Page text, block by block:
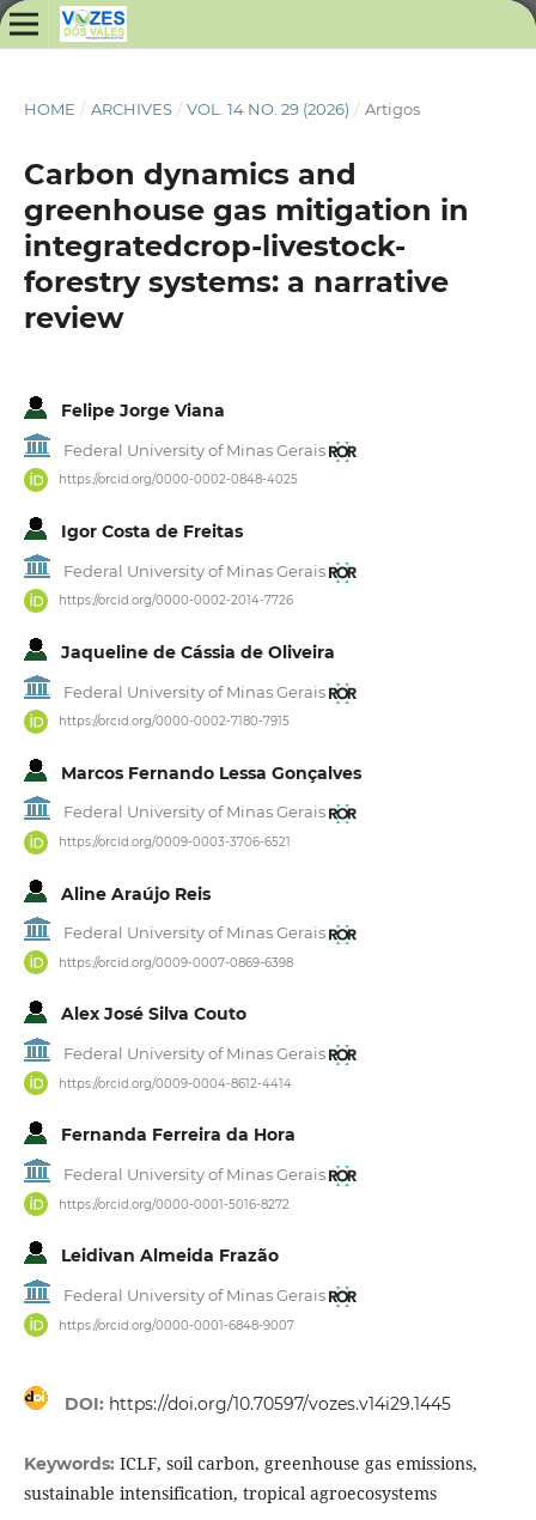
HOME / ARCHIVES / VOL. 14 NO. 29 (2026) / Artigos
Carbon dynamics and
greenhouse gas mitigation in
integratedcrop-livestock-
forestry systems: a narrative
review
Felipe Jorge Viana
Federal University of Minas Gerais
https://orcid.org/0000-0002-0848-4025
Igor Costa de Freitas
Federal University of Minas Gerais
https://orcid.org/0000-0002-2014-7726
Jaqueline de Cássia de Oliveira
Federal University of Minas Gerais
https://orcid.org/0000-0002-7180-7915
Marcos Fernando Lessa Gonçalves
Federal University of Minas Gerais
https://orcid.org/0009-0003-3706-6521
Aline Araújo Reis
Federal University of Minas Gerais
https://orcid.org/0009-0007-0869-6398
Alex José Silva Couto
Federal University of Minas Gerais
https://orcid.org/0009-0004-8612-4414
Fernanda Ferreira da Hora
Federal University of Minas Gerais
https://orcid.org/0000-0001-5016-8272
Leidivan Almeida Frazão
Federal University of Minas Gerais
https://orcid.org/0000-0001-6848-9007
DOI: https://doi.org/10.70597/vozes.v14i29.1445
Keywords: ICLF, soil carbon, greenhouse gas emissions,
sustainable intensification, tropical agroecosystems